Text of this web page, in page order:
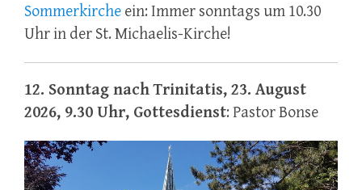
Sommerkirche ein: Immer sonntags um 10.30
Uhr in der St. Michaelis-Kirche!
12. Sonntag nach Trinitatis, 23. August
2026, 9.30 Uhr, Gottesdienst: Pastor Bonse